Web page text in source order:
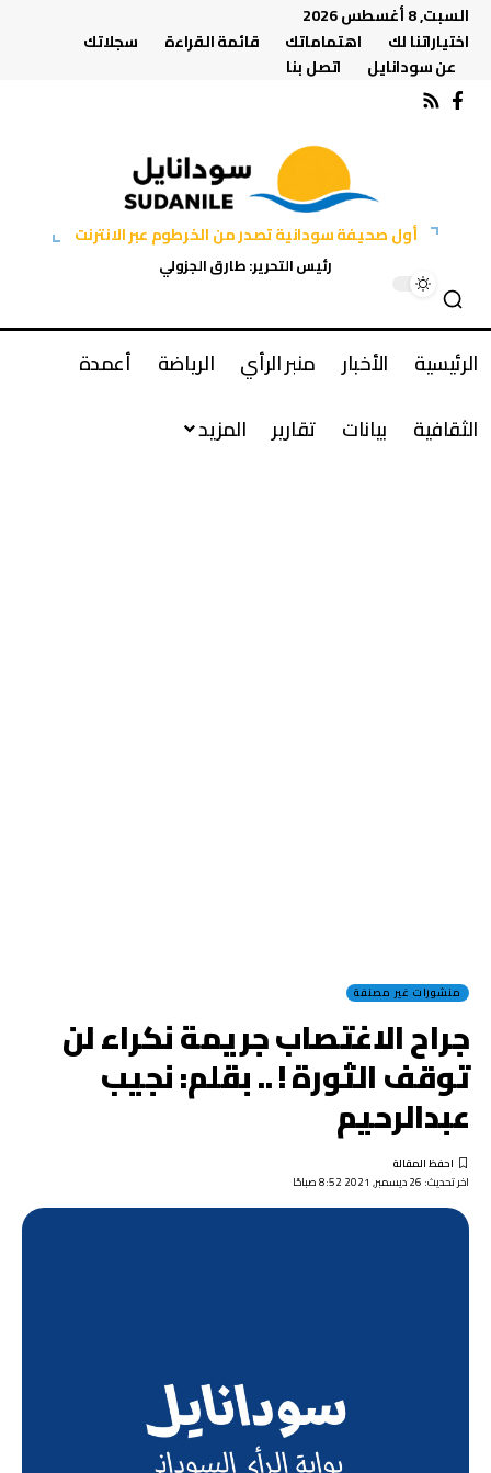
السبت, 8 أغسطس 2026
اختياراتنا لك
اهتماماتك قائمة القراءة
سجلاتك
عن سودانايل
اتصل بنا
أول صحيفة سودانية تصدر من الخرطوم عبر الانترنت
رئيس التحرير: طارق الجزولي
الرئيسية الأخبار منبر الرأي الرياضة
أعمدة
الثقافية
بيانات تقارير المزيد
منشورات غير مصنفة
جراح الاغتصاب جريمة نكراء لن
توقف الثورة ! .. بقلم: نجيب
عبدالرحيم
اخر تحديث: 26 ديسمبر, 2021 8:52 صباحًا